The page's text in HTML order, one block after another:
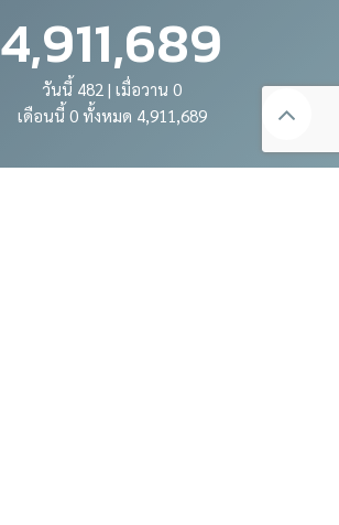
4,911,689
วันนี้ 482 | เมื่อวาน 0
เดือนนี้ 0 ทั้งหมด 4,911,689